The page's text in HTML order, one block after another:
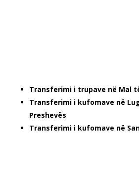
Transferimi i trupave në Mal
Transferimi i kufomave në
Preshevës
Transferimi i kufomave në